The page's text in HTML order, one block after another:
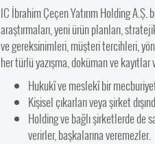
IC İbrahim Çeçen Yatırım Holding
araştırmaları, yeni ürün planları,
ve gereksinimleri, müşteri tercihleri,
her türlü yazışma, doküman ve kayıtlar
Hukukî ve meslekî bir
Kişisel çıkarları veya şirket
Holding ve bağlı şirketlerde de
verirler, başkalarına veremezler.